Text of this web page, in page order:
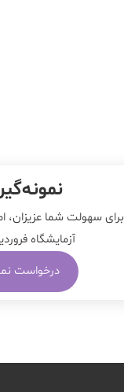
برای سهولت شما عزیزان،
آزمایشگاه
درخواست